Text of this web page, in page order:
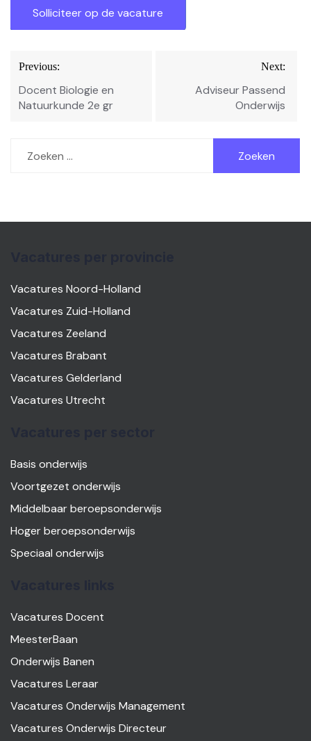
Bericht
navigatie
Previous:
Docent Biologie en
Natuurkunde 2e gr
Next:
Adviseur Passend
Onderwijs
naar:
Vacatures Noord-Holland
Vacatures Zuid-Holland
Vacatures Zeeland
Vacatures Brabant
Vacatures Gelderland
Vacatures Utrecht
Basis onderwijs
Voortgezet onderwijs
Middelbaar beroepsonderwijs
Hoger beroepsonderwijs
Speciaal onderwijs
Vacatures Docent
MeesterBaan
Onderwijs Banen
Vacatures Leraar
Vacatures Onderwijs Management
Vacatures Onderwijs Directeur